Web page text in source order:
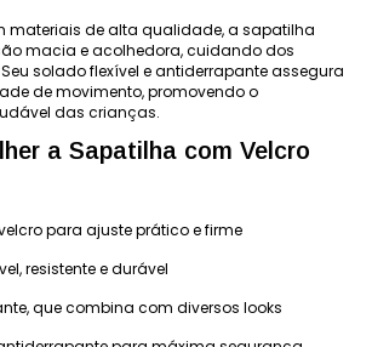
materiais de alta qualidade, a sapatilha
macia e acolhedora, cuidando dos
solado flexível e antiderrapante assegura
de movimento, promovendo o
das crianças.
a Sapatilha com Velcro
para ajuste prático e firme
resistente e durável
que combina com diversos looks